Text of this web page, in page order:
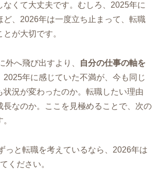
なくて大丈夫です。むしろ、2025年に
ど、2026年は一度立ち止まって、転職
が大切です。
外へ飛び出すより、
自分の仕事の軸を
2025年に感じていた不満が、今も同じ
状況が変わったのか。転職したい理由
長なのか。ここを見極めることで、次の
っと転職を考えているなら、2026年は
ください。